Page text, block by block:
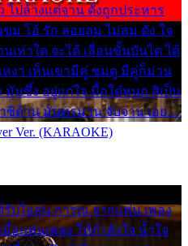
ไปล้างแต่จาน ดั่งถูกประหาร
ม โอ้ รัก ลอยลม ไม่สม ดัง ใจ
เท่าใด จะได้ เลื่อนขั้นบันได ได้
หงา เห็นเขามีคู่ ซมดู มีคู่ก็ม่วน
มันซึ้ง อยู่แก่ใจ มื้อใด๋หนอ สิเป็น
าซิด้าน มันทรมาน จับจาน เอย…
Ver. (KARAOKE)
บไออุ่น การุณ จากแฟน เพลง
อแฟนเพลง ให้กำลังใจ น้ำใจ